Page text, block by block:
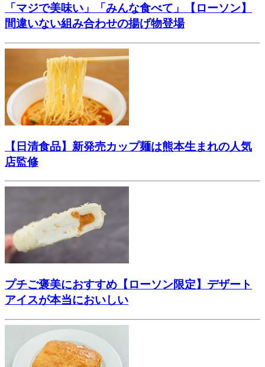
「マジで美味い」「みんな食べて」【ローソン】
間違いない組み合わせの揚げ物登場
【日清食品】新発売カップ麺は熊本生まれの人気
店監修
プチご褒美におすすめ【ローソン限定】デザート
アイスが本当においしい